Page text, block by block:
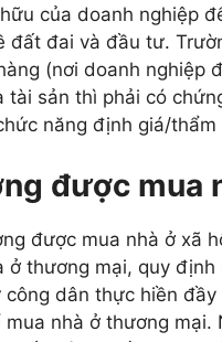
của doanh nghiệp
đất đai và đầu tư.
(nơi doanh nghiệp
tài sản thì phải có
năng định giá/
được mua
được mua nhà ở xã
ở thương mại, quy
dân thực hiền
mua nhà ở thương